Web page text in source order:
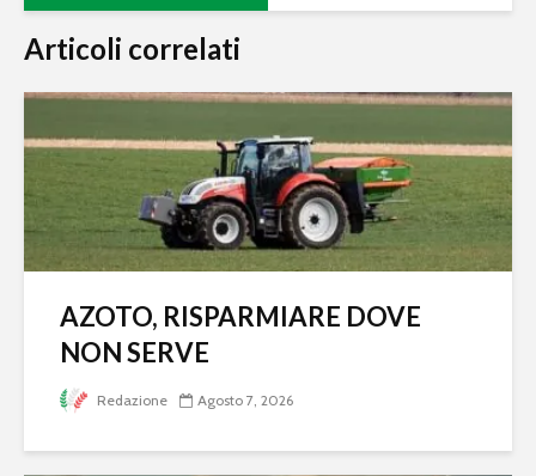
Articoli correlati
AZOTO, RISPARMIARE DOVE
NON SERVE
Redazione Agosto 7, 2026